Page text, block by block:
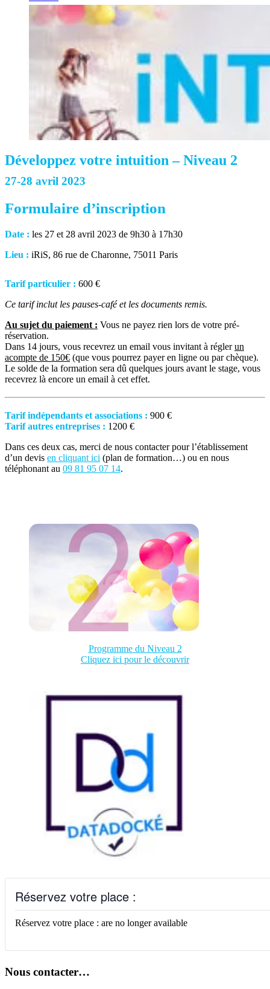
Développez votre intuition – Niveau 2
27-28 avril 2023
Formulaire d’inscription
Date : les 27 et 28 avril 2023 de 9h30 à 17h30
Lieu : iRiS, 86 rue de Charonne, 75011 Paris
Tarif particulier : 600 €
Ce tarif inclut les pauses-café et les documents remis.
Au sujet du paiement : Vous ne payez rien lors de votre pré-
réservation.
Dans 14 jours, vous recevrez un email vous invitant à régler un
acompte de 150€ (que vous pourrez payer en ligne ou par chèque).
Le solde de la formation sera dû quelques jours avant le stage, vous
recevrez là encore un email à cet effet.
Tarif indépendants et associations : 900 €
Tarif autres entreprises : 1200 €
Dans ces deux cas, merci de nous contacter pour l’établissement
d’un devis en cliquant ici (plan de formation…) ou en nous
téléphonant au 09 81 95 07 14.
Programme du Niveau 2
Cliquez ici pour le découvrir
Réservez votre place :
Réservez votre place : are no longer available
Nous contacter…